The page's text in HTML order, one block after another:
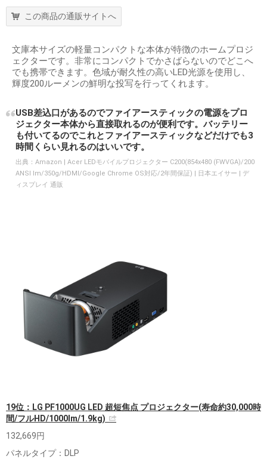
この商品の通販サイトへ
文庫本サイズの軽量コンパクトな本体が特徴のホームプロジ
ェクターです。非常にコンパクトでかさばらないのでどこへ
でも携帯できます。色域が耐久性の高いLED光源を使用し、
輝度200ルーメンの鮮明な投写を行ってくれます。
USB差込口があるのでファイアースティックの電源をプロ
ジェクター本体から直接取れるのが便利です。バッテリー
も付いてるのでこれとファイアースティックなどだけでも3
時間くらい見れるのはいいです。
出典： Amazon | Acer LEDモバイルプロジェクター C200(854x480 (FWVGA)/200
ANSI lm/350g/HDMI/Google Chrome OS対応/2年間保証) | 日本エイサー | デ
ィスプレイ 通販
19位：LG PF1000UG LED 超短焦点 プロジェクター(寿命約30,000時
間/フルHD/1000lm/1.9kg)
132,669円
パネルタイプ：DLP